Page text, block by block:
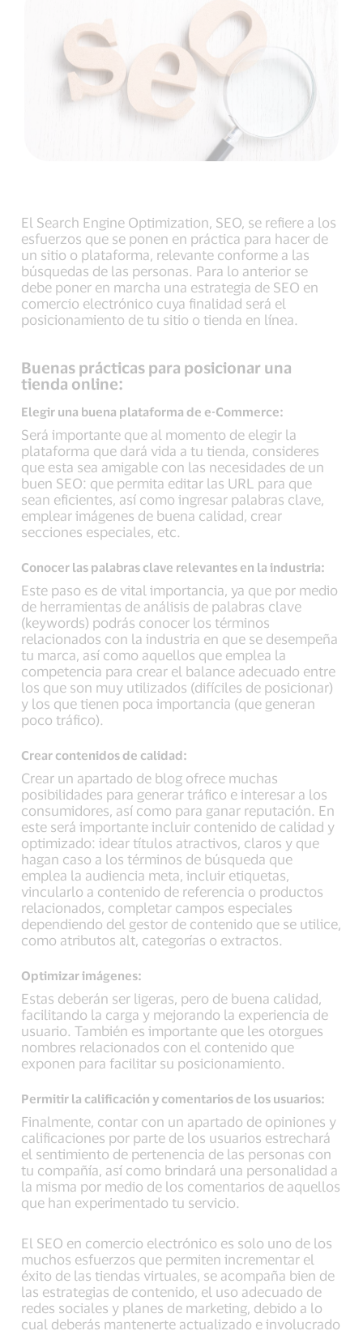
El Search Engine Optimization, SEO, se refiere a los
esfuerzos que se ponen en práctica para hacer de
un sitio o plataforma, relevante conforme a las
búsquedas de las personas. Para lo anterior se
debe poner en marcha una estrategia de SEO en
comercio electrónico cuya finalidad será el
posicionamiento de tu sitio o tienda en línea.
Buenas prácticas para posicionar una
tienda online:
Elegir una buena plataforma de e-Commerce:
Será importante que al momento de elegir la
plataforma que dará vida a tu tienda, consideres
que esta sea amigable con las necesidades de un
buen SEO: que permita editar las URL para que
sean eficientes, así como ingresar palabras clave,
emplear imágenes de buena calidad, crear
secciones especiales, etc.
Conocer las palabras clave relevantes en la industria:
Este paso es de vital importancia, ya que por medio
de herramientas de análisis de palabras clave
(keywords) podrás conocer los términos
relacionados con la industria en que se desempeña
tu marca, así como aquellos que emplea la
competencia para crear el balance adecuado entre
los que son muy utilizados (difíciles de posicionar)
y los que tienen poca importancia (que generan
poco tráfico).
Crear contenidos de calidad:
Crear un apartado de blog ofrece muchas
posibilidades para generar tráfico e interesar a los
consumidores, así como para ganar reputación. En
este será importante incluir contenido de calidad y
optimizado: idear títulos atractivos, claros y que
hagan caso a los términos de búsqueda que
emplea la audiencia meta, incluir etiquetas,
vincularlo a contenido de referencia o productos
relacionados, completar campos especiales
dependiendo del gestor de contenido que se utilice,
como atributos alt, categorías o extractos.
Optimizar imágenes:
Estas deberán ser ligeras, pero de buena calidad,
facilitando la carga y mejorando la experiencia de
usuario. También es importante que les otorgues
nombres relacionados con el contenido que
exponen para facilitar su posicionamiento.
Permitir la calificación y comentarios de los usuarios:
Finalmente, contar con un apartado de opiniones y
calificaciones por parte de los usuarios estrechará
el sentimiento de pertenencia de las personas con
tu compañía, así como brindará una personalidad a
la misma por medio de los comentarios de aquellos
que han experimentado tu servicio.
El SEO en comercio electrónico es solo uno de los
muchos esfuerzos que permiten incrementar el
éxito de las tiendas virtuales, se acompaña bien de
las estrategias de contenido, el uso adecuado de
redes sociales y planes de marketing, debido a lo
cual deberás mantenerte actualizado e involucrado